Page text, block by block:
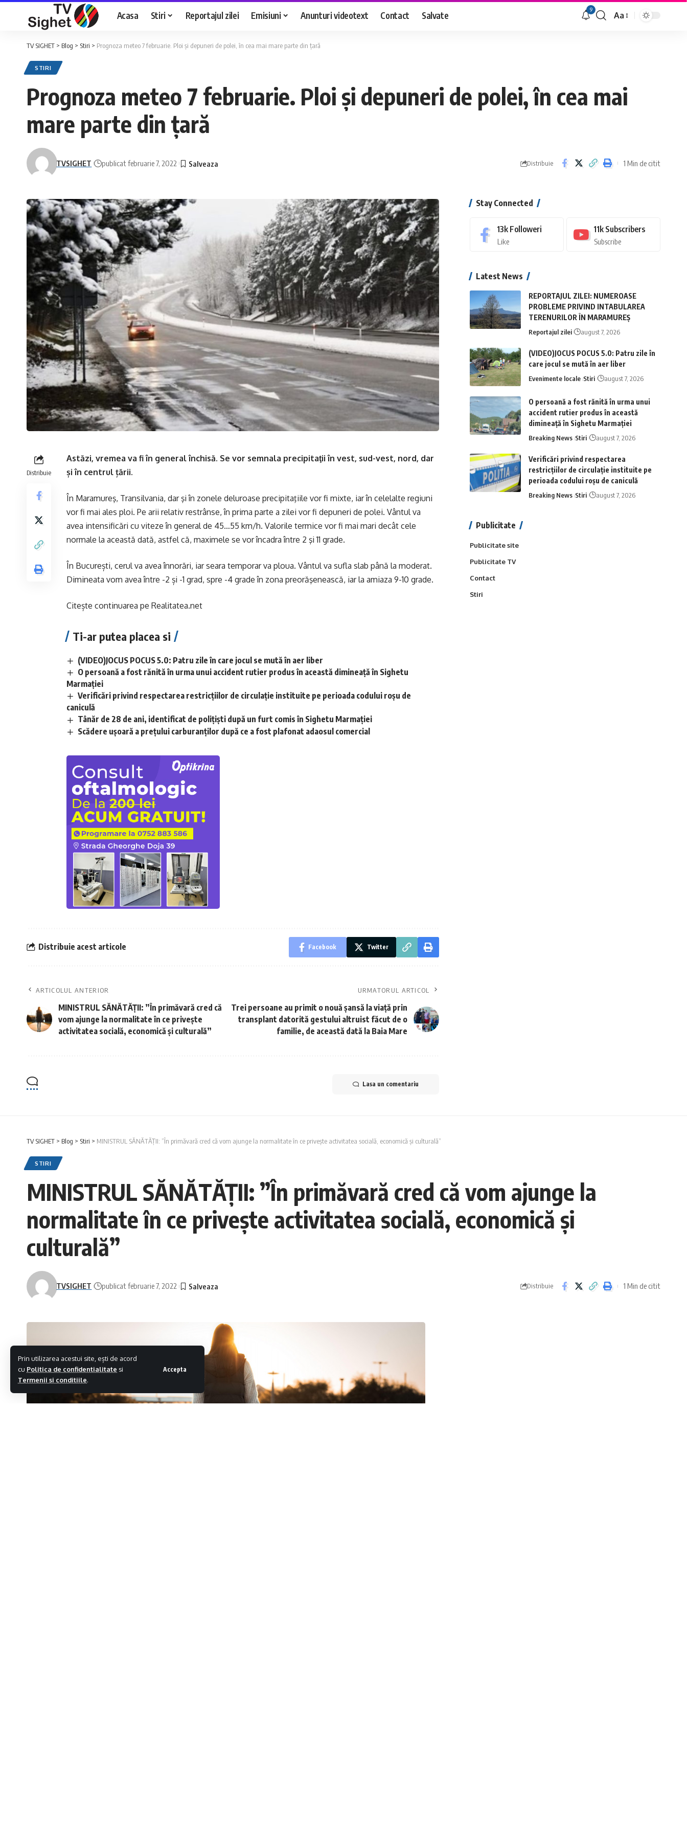
Prin utilizarea acestui site, ești de acord
cu Politica de confidentialitate si
Termenii si conditiile.
Accepta
Acasa Stiri Reportajul zilei Emisiuni Anunturi videotext Contact Salvate 9
Font
Aa
TV SIGHET > Blog > Stiri > Prognoza meteo 7 februarie. Ploi și depuneri de polei, în cea mai mare parte din țară
STIRI
Prognoza meteo 7 februarie. Ploi și depuneri de polei, în cea mai
mare parte din țară
TVSIGHET publicat februarie 7, 2022 Distribuie 1 Min de citit
Distribuie
Astăzi, vremea va fi în general închisă. Se vor semnala precipitaţii în vest, sud-vest, nord, dar
și în centrul țării.
În Maramureş, Transilvania, dar şi în zonele deluroase precipitaţiile vor fi mixte, iar în celelalte regiuni
vor fi mai ales ploi. Pe arii relativ restrânse, în prima parte a zilei vor fi depuneri de polei. Vântul va
avea intensificări cu viteze în general de 45…55 km/h. Valorile termice vor fi mai mari decât cele
normale la această dată, astfel că, maximele se vor încadra între 2 şi 11 grade.
În București, cerul va avea înnorări, iar seara temporar va ploua. Vântul va sufla slab până la moderat.
Dimineata vom avea între -2 și -1 grad, spre -4 grade în zona preorăşenească, iar la amiaza 9-10 grade.
Citește continuarea pe Realitatea.net
Ti-ar putea placea si
(VIDEO)JOCUS POCUS 5.0: Patru zile în care jocul se mută în aer liber
O persoană a fost rănită în urma unui accident rutier produs în această dimineață în Sighetu
Marmației
Verificări privind respectarea restricțiilor de circulație instituite pe perioada codului roșu de
caniculă
Tânăr de 28 de ani, identificat de polițiști după un furt comis în Sighetu Marmației
Scădere ușoară a prețului carburanților după ce a fost plafonat adaosul comercial
Distribuie acest articole Facebook Twitter
ARTICOLUL ANTERIOR
MINISTRUL SĂNĂTĂȚII: ”În primăvară cred că
vom ajunge la normalitate în ce privește
activitatea socială, economică și culturală”
URMATORUL ARTICOL
Trei persoane au primit o nouă şansă la viaţă prin
transplant datorită gestului altruist făcut de o
familie, de această dată la Baia Mare
Lasa un comentariu
Stay Connected
13k Followeri
Like
11k Subscribers
Subscribe
Latest News
REPORTAJUL ZILEI: NUMEROASE
PROBLEME PRIVIND INTABULAREA
TERENURILOR ÎN MARAMUREȘ
Reportajul zilei august 7, 2026
(VIDEO)JOCUS POCUS 5.0: Patru zile în
care jocul se mută în aer liber
Evenimente locale Stiri august 7, 2026
O persoană a fost rănită în urma unui
accident rutier produs în această
dimineață în Sighetu Marmației
Breaking News Stiri august 7, 2026
Verificări privind respectarea
restricțiilor de circulație instituite pe
perioada codului roșu de caniculă
Breaking News Stiri august 7, 2026
Publicitate
Publicitate site
Publicitate TV
Contact
Stiri
TV SIGHET > Blog > Stiri > MINISTRUL SĂNĂTĂȚII: ”În primăvară cred că vom ajunge la normalitate în ce privește activitatea socială, economică și culturală”
STIRI
MINISTRUL SĂNĂTĂȚII: ”În primăvară cred că vom ajunge la
normalitate în ce privește activitatea socială, economică și
culturală”
TVSIGHET publicat februarie 7, 2022 Distribuie 1 Min de citit